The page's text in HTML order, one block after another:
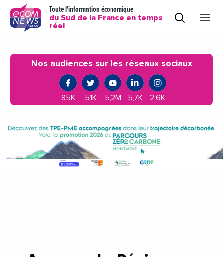
Toute l'information économique
du Sud de la France en temps
réel
Nos audiences sur les réseaux sociaux
85K 51K 5,2M 5,7K 2,6K